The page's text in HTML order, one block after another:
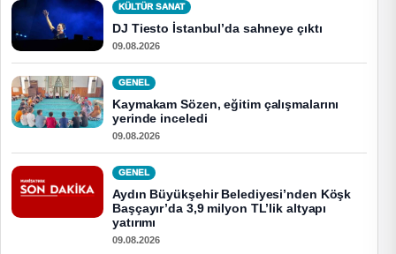
KÜLTÜR SANAT
DJ Tiesto İstanbul’da sahneye çıktı
09.08.2026
GENEL
Kaymakam Sözen, eğitim çalışmalarını
yerinde inceledi
09.08.2026
GENEL
Aydın Büyükşehir Belediyesi’nden Köşk
Başçayır’da 3,9 milyon TL’lik altyapı
yatırımı
09.08.2026